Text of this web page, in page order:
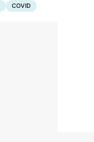
COVID